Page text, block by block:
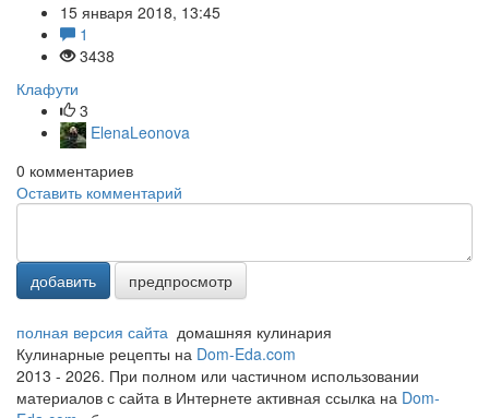
15 января 2018, 13:45
1
3438
Клафути
3
ElenaLeonova
0 комментариев
Оставить комментарий
добавить предпросмотр
полная версия сайта домашняя кулинария
Кулинарные рецепты на Dom-Eda.com
2013 - 2026. При полном или частичном использовании
материалов с сайта в Интернете активная ссылка на Dom-